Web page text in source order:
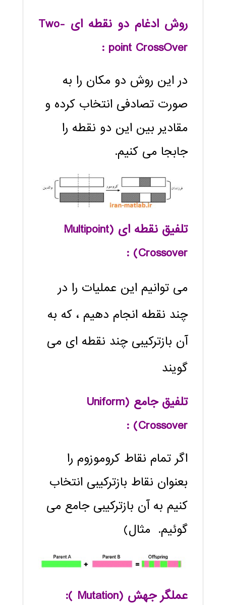
روش ادغام دو نقطه ای Two-
point CrossOver
:
در این روش دو مکان را به
صورت تصادفی انتخاب کرده و
مقادیر بین این دو نقطه را
جابجا می کنیم.
تلفیق نقطه ای (Multipoint
Crossover
) :
می توانیم این عملیات را در
چند نقطه انجام دهیم ، که به
آن بازترکیبی چند نقطه ای می
گویند
تلفیق جامع (Uniform
Crossover
) :
اگر تمام نقاط کروموزوم را
بعنوان نقاط بازترکیبی انتخاب
کنیم به آن بازترکیبی جامع می
گوئیم. مثال)
عملگر جهش (Mutation ):